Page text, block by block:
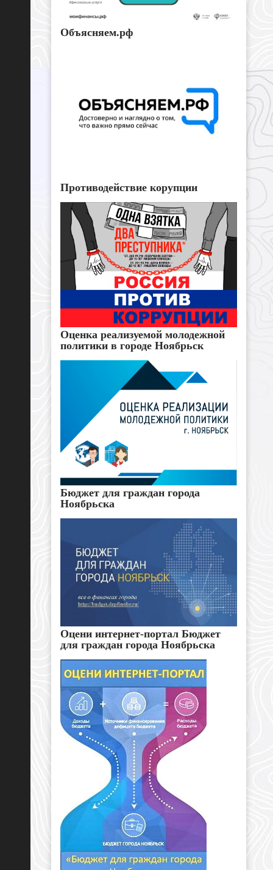
Объясняем.рф
Противодействие корупции
Оценка реализуемой молодежной
политики в городе Ноябрьск
Бюджет для граждан города
Ноябрьска
Оцени интернет-портал Бюджет
для граждан города Ноябрьска